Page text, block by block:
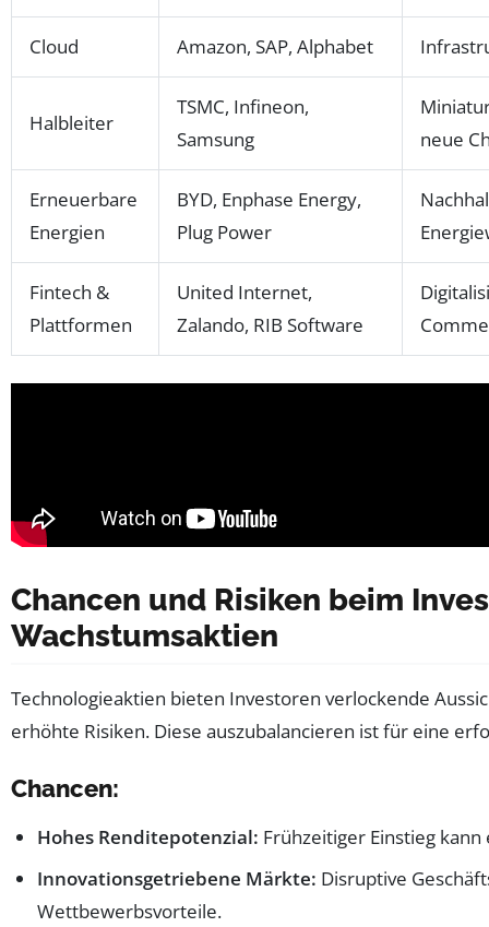
Cloud Amazon, SAP, Alphabet
Halbleiter
TSMC, Infineon,
Samsung
neue
Erneuerbare
Energien
BYD, Enphase Energy,
Plug Power
Fintech &
Plattformen
United Internet,
Zalando, RIB Software
Chancen und Risiken beim
Wachstumsaktien
Technologieaktien bieten Investoren verlockende
erhöhte Risiken. Diese auszubalancieren ist für eine
Chancen:
Hohes Renditepotenzial: Frühzeitiger Einstieg
Innovationsgetriebene Märkte: Disruptive
Wettbewerbsvorteile.